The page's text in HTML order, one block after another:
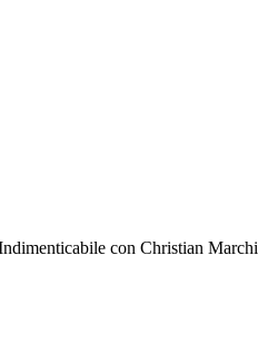
con Christian Marchi